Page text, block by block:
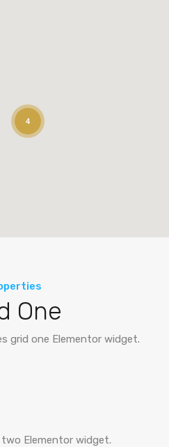
4
One
grid one Elementor widget.
Elementor widget.